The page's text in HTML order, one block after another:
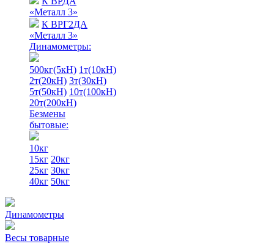
«Металл 3»
К ВРГ2ДА
«Металл 3»
Динамометры:
500кг(5кН) 1т(10кН)
2т(20кН) 3т(30кН)
5т(50кН) 10т(100кН)
20т(200кН)
Безмены
бытовые:
10кг
15кг 20кг
25кг 30кг
40кг 50кг
Динамометры
Весы товарные